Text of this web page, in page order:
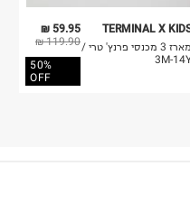
59.95 ₪
119.90 ₪
50%
OFF
TERMINAL X
מארז 3 מכנסי פרנץ' טרי /
3M-